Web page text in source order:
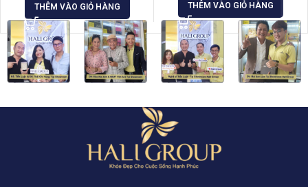
THÊM VÀO GIỎ HÀNG THÊM VÀO GIỎ HÀNG